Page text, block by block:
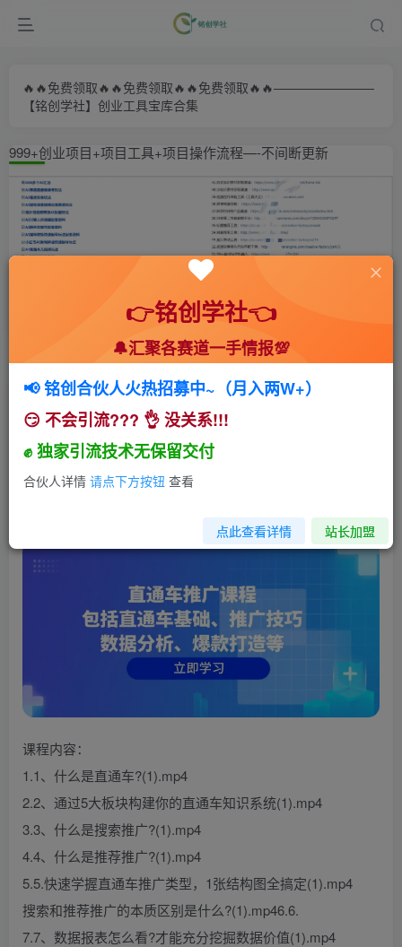
🔥🔥免费领取🔥🔥免费领取🔥🔥免费领取🔥🔥————————
【铭创学社】创业工具宝库合集
999+创业项目+项目工具+项目操作流程—-不间断更新
首页 🍻会员专享 📚综合教程 正文
直通车推广课程：包括直通车基础、推广技巧、数
据分析、爆款打造等
小助手
708 130
课程内容：
1.1、什么是直通车?(1).mp4
2.2、通过5大板块构建你的直通车知识系统(1).mp4
3.3、什么是搜索推广?(1).mp4
4.4、什么是推荐推广?(1).mp4
5.5.快速学握直通车推广类型，1张结构图全搞定(1).mp4
搜索和推荐推广的本质区别是什么?(1).mp46.6.
7.7、数据报表怎么看?才能充分挖掘数据价值(1).mp4
👉铭创学社👈
🔔汇聚各赛道一手情报💯
📢 铭创合伙人火热招募中~（月入两W+）
😏 不会引流??? 👌 没关系!!!
✊ 独家引流技术无保留交付
合伙人详情 请点下方按钮 查看
点此查看详情 站长加盟